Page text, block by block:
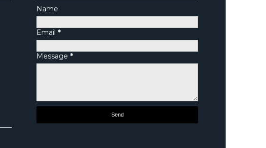
Name
Email *
Message *